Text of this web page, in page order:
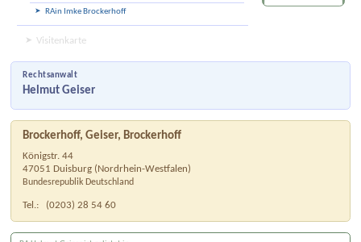
RAin Imke Brockerhoff
Visitenkarte
Rechtsanwalt
Helmut Geiser
Brockerhoff, Geiser, Brockerhoff
Königstr. 44
47051 Duisburg ( Nordrhein-Westfalen)
Bundesrepublik Deutschland
Tel.: (0203) 28 54 60